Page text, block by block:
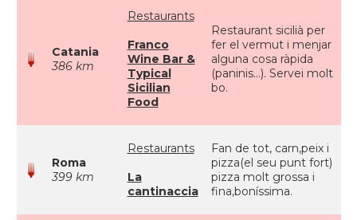
Catania
386 km
Restaurants
Franco
Wine Bar &
Typical
Sicilian
Food
Restaurant sicilià per
fer el vermut i menjar
alguna cosa ràpida
(paninis...). Servei molt
bo.
Roma
399 km
Restaurants
La
cantinaccia
Fan de tot, carn,peix i
pizza(el seu punt fort)
pizza molt grossa i
fina,boníssima.